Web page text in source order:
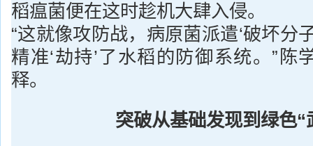
稻瘟菌便在这时趁机大肆入侵。
“这就像攻防战，病原菌派遣‘破坏分
精准‘劫持’了水稻的防御系统。”陈
释。
突破从基础发现到绿色“